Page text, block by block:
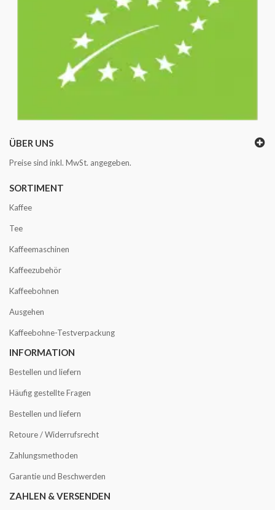
ÜBER UNS
Preise sind inkl. MwSt. angegeben.
SORTIMENT
Kaffee
Tee
Kaffeemaschinen
Kaffeezubehör
Kaffeebohnen
Ausgehen
Kaffeebohne-Testverpackung
INFORMATION
Bestellen und liefern
Häufig gestellte Fragen
Bestellen und liefern
Retoure / Widerrufsrecht
Zahlungsmethoden
Garantie und Beschwerden
ZAHLEN & VERSENDEN